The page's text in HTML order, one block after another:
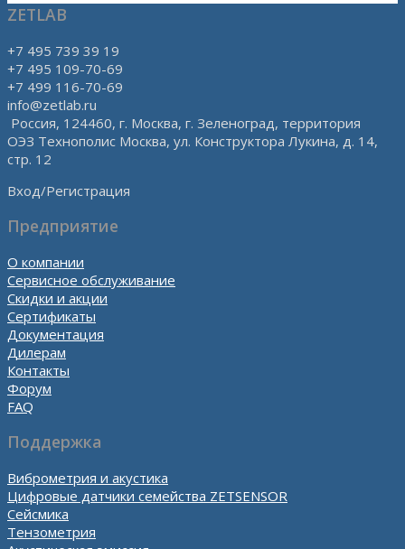
ZETLAB
+7 495 739 39 19
+7 495 109-70-69
+7 499 116-70-69
info@zetlab.ru
Россия, 124460, г. Москва, г. Зеленоград, территория
ОЭЗ Технополис Москва, ул. Конструктора Лукина, д. 14,
стр. 12
Вход/Регистрация
Предприятие
О компании
Сервисное обслуживание
Скидки и акции
Сертификаты
Документация
Дилерам
Контакты
Форум
FAQ
Поддержка
Виброметрия и акустика
Цифровые датчики семейства ZETSENSOR
Сейсмика
Тензометрия